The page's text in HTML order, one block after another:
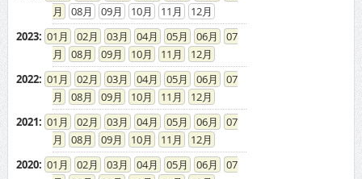
01 02 03 04 05 06
08
09 10 11
12
01 02 03 04 05 06
08
09 10 11
12
01 02 03 04 05 06
08
09 10 11
12
01 02 03 04 05 06
08
09 10 11
12